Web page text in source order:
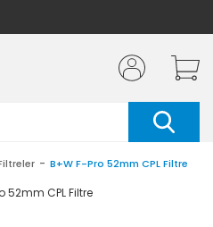
B+W F-Pro 52mm CPL Filtre